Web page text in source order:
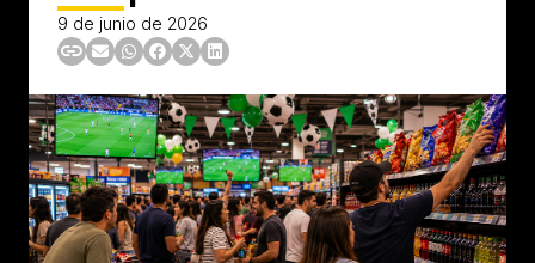
9 de junio de 2026